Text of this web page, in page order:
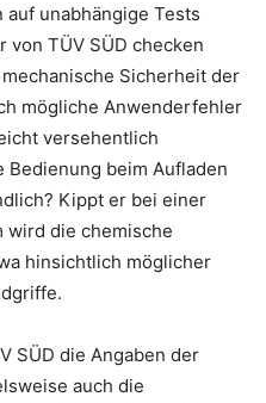
unabhängige Tests
von TÜV SÜD checken
Sicherheit der
mögliche Anwenderfehler
versehentlich
beim Aufladen
Kippt er bei einer
wird die chemische
hinsichtlich möglicher
SÜD die Angaben der
auch die